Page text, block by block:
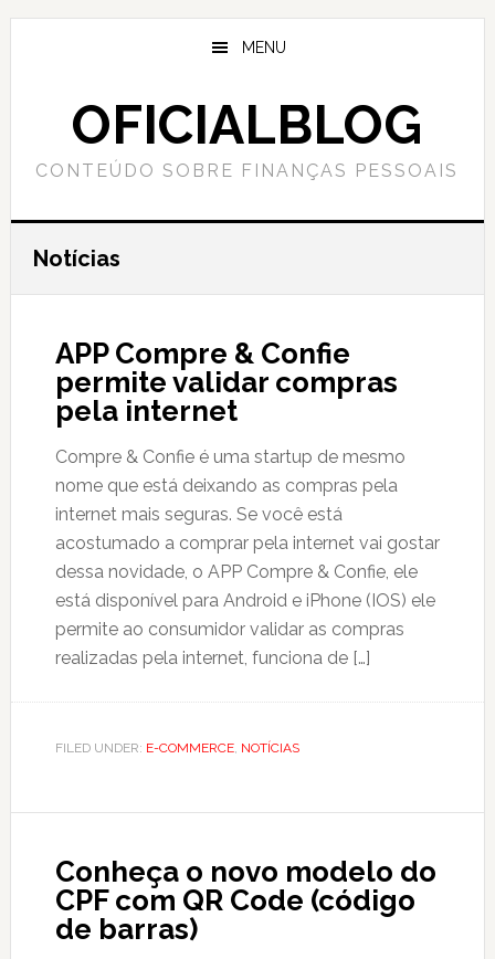
Skip
Skip
MENU
OFICIALBLOG
CONTEÚDO SOBRE FINANÇAS PESSOAIS
Notícias
APP Compre & Confie
permite validar compras
pela internet
Compre & Confie é uma startup de mesmo
nome que está deixando as compras pela
internet mais seguras. Se você está
acostumado a comprar pela internet vai gostar
dessa novidade, o APP Compre & Confie, ele
está disponível para Android e iPhone (IOS) ele
permite ao consumidor validar as compras
realizadas pela internet, funciona de […]
FILED UNDER: E-COMMERCE, NOTÍCIAS
Conheça o novo modelo do
CPF com QR Code (código
de barras)